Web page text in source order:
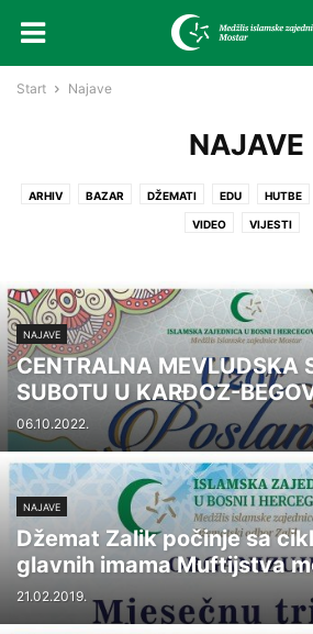
Start Najave
NAJAVE
ARHIV BAZAR DŽEMATI EDU HUTBE
VIDEO VIJESTI
NAJAVE
CENTRALNA MEVLUDSKA
SUBOTU U KARĐOZ-
06.10.2022.
NAJAVE
Džemat Zalik počinje sa
glavnih imama Muftijstva
21.02.2019.